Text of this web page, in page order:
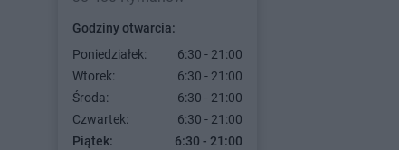
Godziny otwarcia:
Poniedziałek:
6:30 - 21:00
Wtorek:
6:30 - 21:00
Środa:
6:30 - 21:00
Czwartek:
6:30 - 21:00
Piątek:
6:30 - 21:00